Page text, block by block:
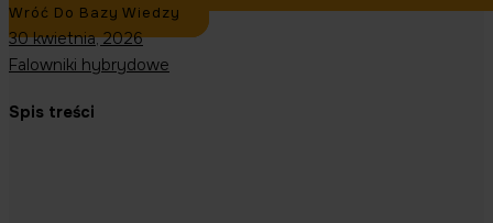
Wróć Do Bazy Wiedzy
30 kwietnia, 2026
Falowniki hybrydowe
Spis treści